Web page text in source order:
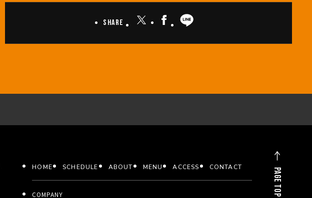
Share
HOME SCHEDULE ABOUT MENU ACCESS CONTACT
COMPANY PAGE TOP